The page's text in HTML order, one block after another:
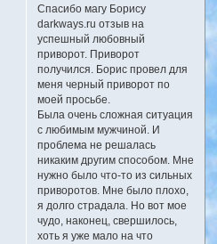
Спасибо магу Борису
darkways.ru отзыв на
успешный любовный
приворот. Приворот
получился. Борис провел для
меня черный приворот по
моей просьбе.
Была очень сложная ситуация
с любимым мужчиной. И
проблема не решалась
никаким другим способом. Мне
нужно было что-то из сильных
приворотов. Мне было плохо,
я долго страдала. Но вот мое
чудо, наконец, свершилось,
хоть я уже мало на что